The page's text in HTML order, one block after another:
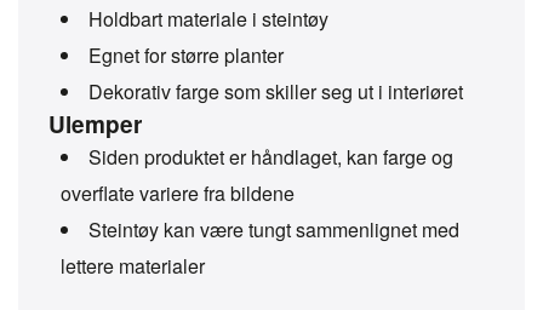
Holdbart materiale i steintøy
Egnet for større planter
Dekorativ farge som skiller seg ut i interiøret
Ulemper
Siden produktet er håndlaget, kan farge og
overflate variere fra bildene
Steintøy kan være tungt sammenlignet med
lettere materialer